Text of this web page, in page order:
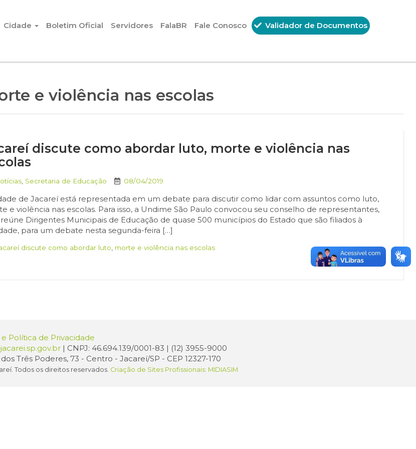
Cidade Boletim Oficial Servidores FalaBR Fale Conosco Validador de Documentos
e violência nas escolas
discute como abordar luto, morte e violência nas
Secretaria de Educação 08/04/2019
de Jacareí está representada em um debate para discutir como lidar com assuntos como luto,
e violência nas escolas. Para isso, a Undime São Paulo convocou seu conselho de representantes,
Dirigentes Municipais de Educação de quase 500 municípios do Estado que são filiados à
para um debate nesta segunda-feira […]
discute como abordar luto morte e violência nas escolas
Política de Privacidade
| CNPJ: 46.694.139/0001-83 | (12) 3955-9000
Três Poderes, 73 - Centro - Jacareí/SP - CEP 12327-170
Todos os direitos reservados. Criação de Sites Profissionais: MIDIASIM